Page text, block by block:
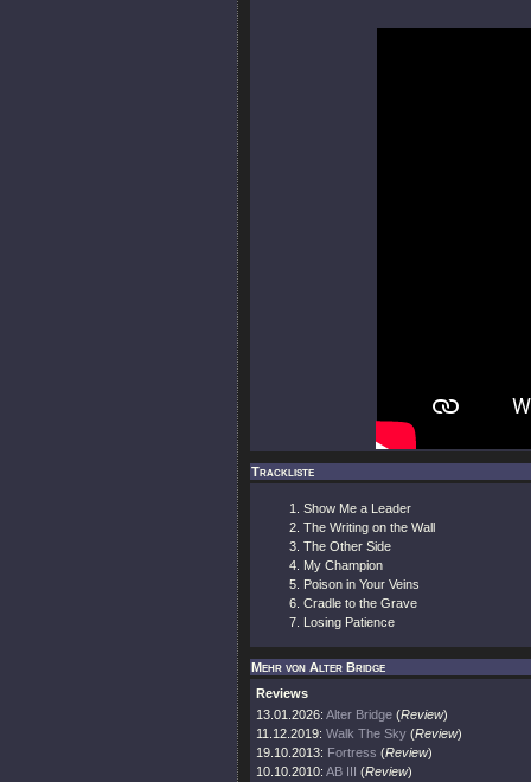
Trackliste
Show Me a Leader
The Writing on the Wall
The Other Side
My Champion
Poison in Your Veins
Cradle to the Grave
Losing Patience
Mehr von Alter Bridge
Reviews
13.01.2026: Alter Bridge (Review)
11.12.2019: Walk The Sky (Review)
19.10.2013: Fortress (Review)
10.10.2010: AB III (Review)